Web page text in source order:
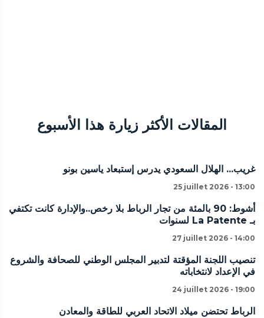
المقالات الأكثر زيارة هذا الأسبوع
غريب... الهلال السعودي يدرس إستبعاد ياسين بونو
25 juillet 2026 - 13:00
أشوط: 90 بالمئة من تجار الرباط بلا رخص..والإدارة كانت تكتفي
بـ La Patente لسنوات
27 juillet 2026 - 14:00
تنصيب اللجنة المؤقتة لتدبير المجلس الوطني للصحافة والشروع
في الإعداد لانتخاباته
24 juillet 2026 - 19:00
الرباط تحتضن ميلاد الاتحاد العربي للطاقة والمعادن